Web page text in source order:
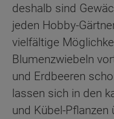
deshalb sind
jeden Hobby-
vielfältige
Blumenzwiebeln
und Erdbeeren
lassen sich in den
und Kübel-